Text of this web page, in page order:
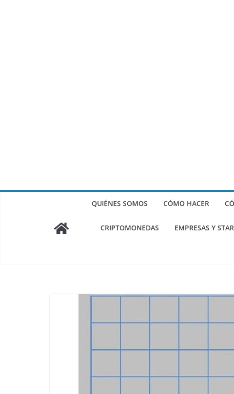
QUIÉNES SOMOS CÓMO HACER
CRIPTOMONEDAS EMPRESAS Y